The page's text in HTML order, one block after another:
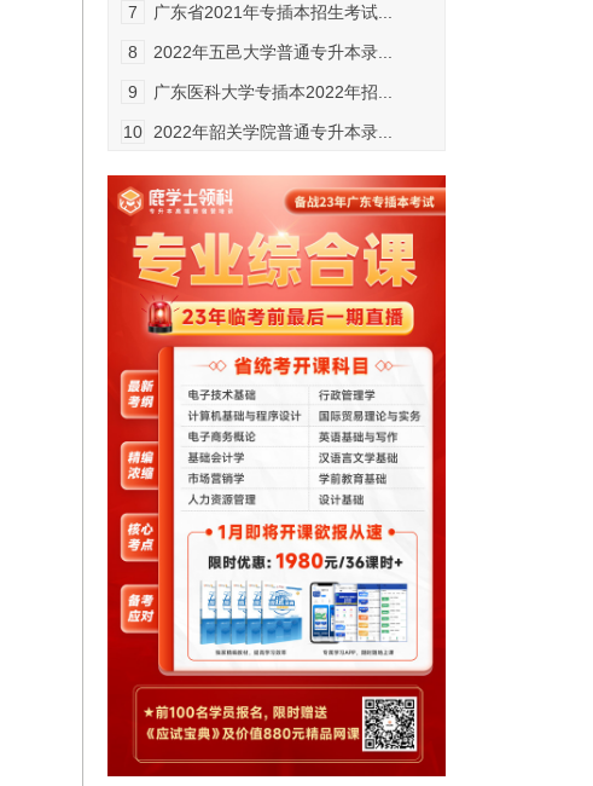
7 广东省2021年专插本招生考试...
8 2022年五邑大学普通专升本录...
9 广东医科大学专插本2022年招...
10 2022年韶关学院普通专升本录...